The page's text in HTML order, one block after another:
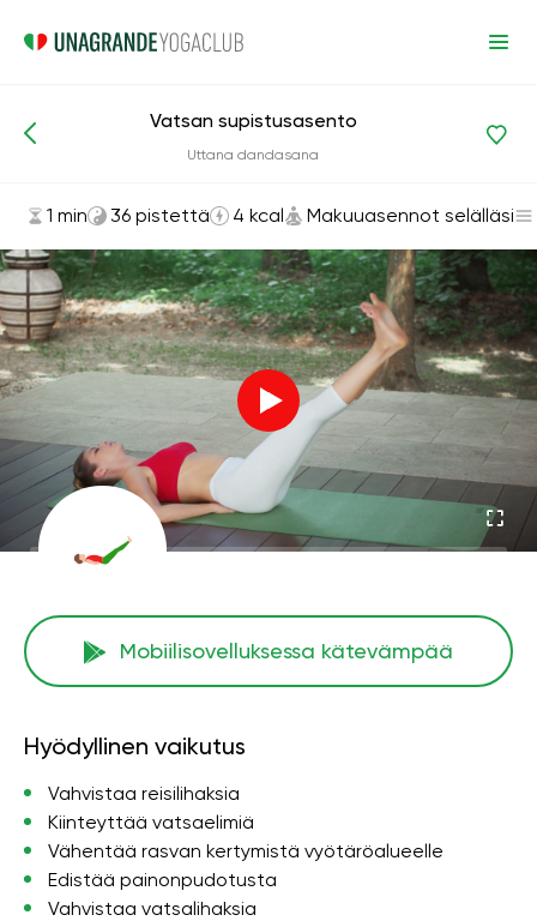
Asanat ja harjoitukset Makuuasennot selälläsi
Vatsan supistusasento
Uttana dandasana
1 min 36 pistettä 4 kcal Makuuasennot selälläsi
Mobiilisovelluksessa kätevämpää
Hyödyllinen vaikutus
Vahvistaa reisilihaksia
Kiinteyttää vatsaelimiä
Vähentää rasvan kertymistä vyötäröalueelle
Edistää painonpudotusta
Vahvistaa vatsalihaksia